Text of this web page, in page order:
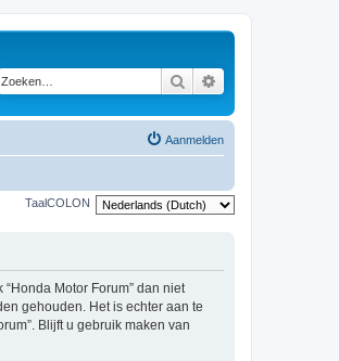
Zoeken
Aanmelden
TaalCOLON
Motor Forum” dan niet
gehouden. Het is echter aan te
Blijft u gebruik maken van